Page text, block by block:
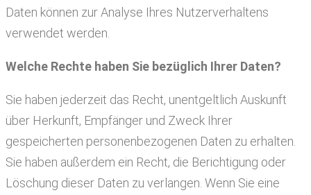
Daten können zur Analyse Ihres Nutzerverhaltens
verwendet werden.
Welche Rechte haben Sie bezüglich Ihrer Daten?
Sie haben jederzeit das Recht, unentgeltlich Auskunft
über Herkunft, Empfänger und Zweck Ihrer
gespeicherten personenbezogenen Daten zu erhalten.
Sie haben außerdem ein Recht, die Berichtigung oder
Löschung dieser Daten zu verlangen. Wenn Sie eine